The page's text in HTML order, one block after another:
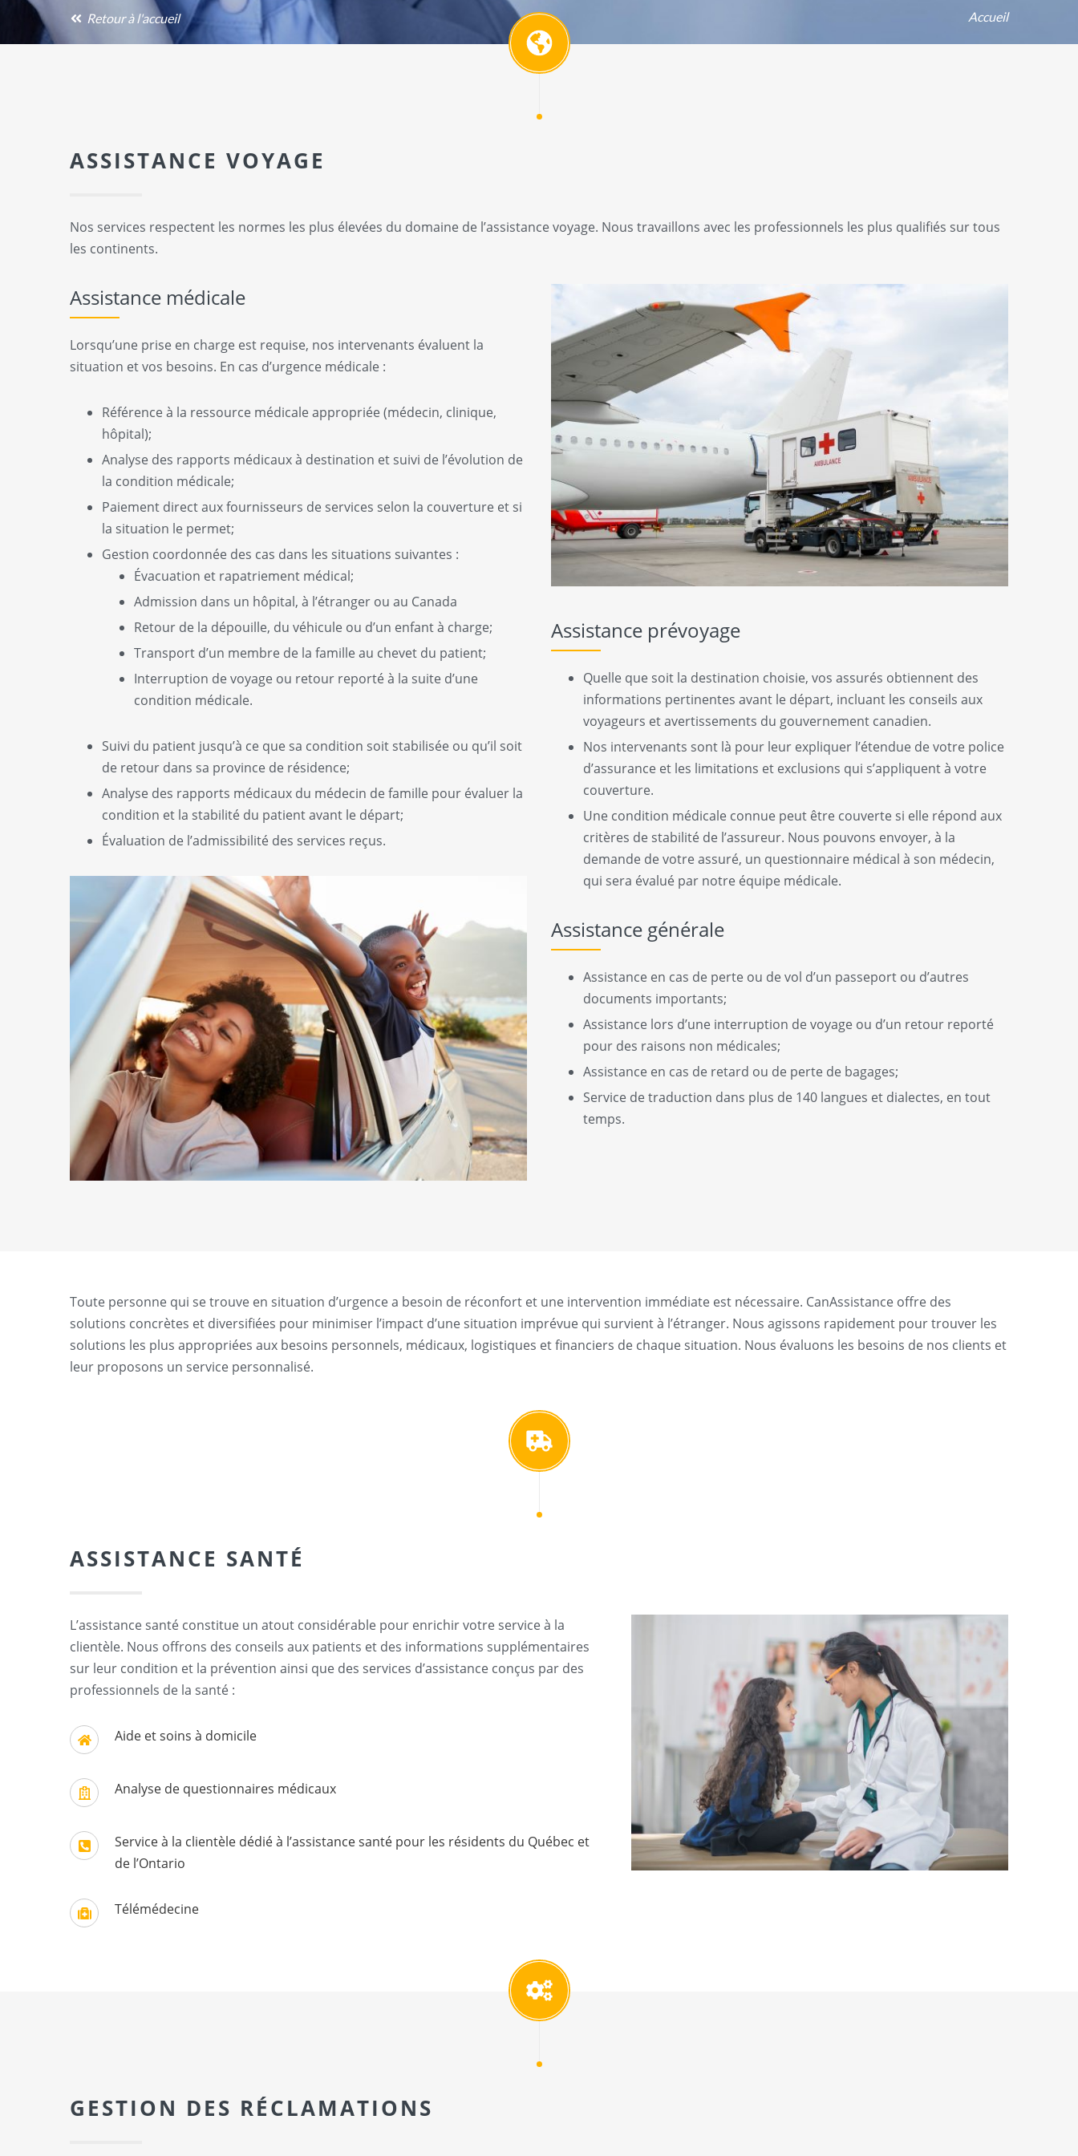
Retour à l'accueil Accueil
ASSISTANCE VOYAGE
Nos services respectent les normes les plus élevées du domaine de l’assistance voyage. Nous travaillons avec les professionnels les plus qualifiés sur tous
les continents.
Assistance médicale
Lorsqu’une prise en charge est requise, nos intervenants évaluent la
situation et vos besoins. En cas d’urgence médicale :
Référence à la ressource médicale appropriée (médecin, clinique,
hôpital);
Analyse des rapports médicaux à destination et suivi de l’évolution de
la condition médicale;
Paiement direct aux fournisseurs de services selon la couverture et si
la situation le permet;
Gestion coordonnée des cas dans les situations suivantes :
Évacuation et rapatriement médical;
Admission dans un hôpital, à l’étranger ou au Canada
Retour de la dépouille, du véhicule ou d’un enfant à charge;
Transport d’un membre de la famille au chevet du patient;
Interruption de voyage ou retour reporté à la suite d’une
condition médicale.
Suivi du patient jusqu’à ce que sa condition soit stabilisée ou qu’il soit
de retour dans sa province de résidence;
Analyse des rapports médicaux du médecin de famille pour évaluer la
condition et la stabilité du patient avant le départ;
Évaluation de l’admissibilité des services reçus.
Assistance prévoyage
Quelle que soit la destination choisie, vos assurés obtiennent des
informations pertinentes avant le départ, incluant les conseils aux
voyageurs et avertissements du gouvernement canadien.
Nos intervenants sont là pour leur expliquer l’étendue de votre police
d’assurance et les limitations et exclusions qui s’appliquent à votre
couverture.
Une condition médicale connue peut être couverte si elle répond aux
critères de stabilité de l’assureur. Nous pouvons envoyer, à la
demande de votre assuré, un questionnaire médical à son médecin,
qui sera évalué par notre équipe médicale.
Assistance générale
Assistance en cas de perte ou de vol d’un passeport ou d’autres
documents importants;
Assistance lors d’une interruption de voyage ou d’un retour reporté
pour des raisons non médicales;
Assistance en cas de retard ou de perte de bagages;
Service de traduction dans plus de 140 langues et dialectes, en tout
temps.
Toute personne qui se trouve en situation d’urgence a besoin de réconfort et une intervention immédiate est nécessaire. CanAssistance offre des
solutions concrètes et diversifiées pour minimiser l’impact d’une situation imprévue qui survient à l’étranger. Nous agissons rapidement pour trouver les
solutions les plus appropriées aux besoins personnels, médicaux, logistiques et financiers de chaque situation. Nous évaluons les besoins de nos clients et
leur proposons un service personnalisé.
ASSISTANCE SANTÉ
L’assistance santé constitue un atout considérable pour enrichir votre service à la
clientèle. Nous offrons des conseils aux patients et des informations supplémentaires
sur leur condition et la prévention ainsi que des services d’assistance conçus par des
professionnels de la santé :
Aide et soins à domicile
Analyse de questionnaires médicaux
Service à la clientèle dédié à l’assistance santé pour les résidents du Québec et
de l’Ontario
Télémédecine
GESTION DES RÉCLAMATIONS